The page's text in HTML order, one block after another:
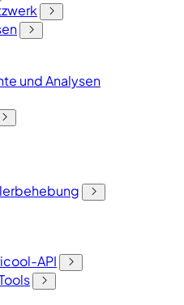
und Analysen
API